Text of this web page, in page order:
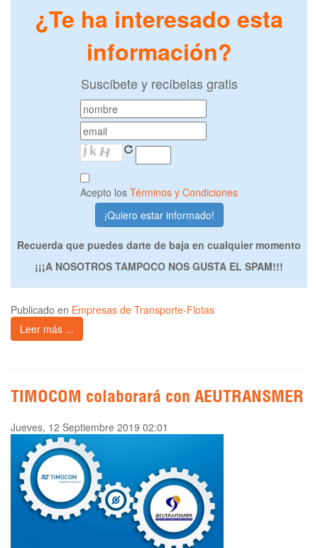
¿Te ha interesado esta
información?
Suscíbete y recíbelas gratis
Acepto los Términos y Condiciones
Recuerda que puedes darte de baja en cualquier momento
¡¡¡A NOSOTROS TAMPOCO NOS GUSTA EL SPAM!!!
Publicado en Empresas de Transporte-Flotas
Leer más ...
TIMOCOM colaborará con AEUTRANSMER
Jueves, 12 Septiembre 2019 02:01